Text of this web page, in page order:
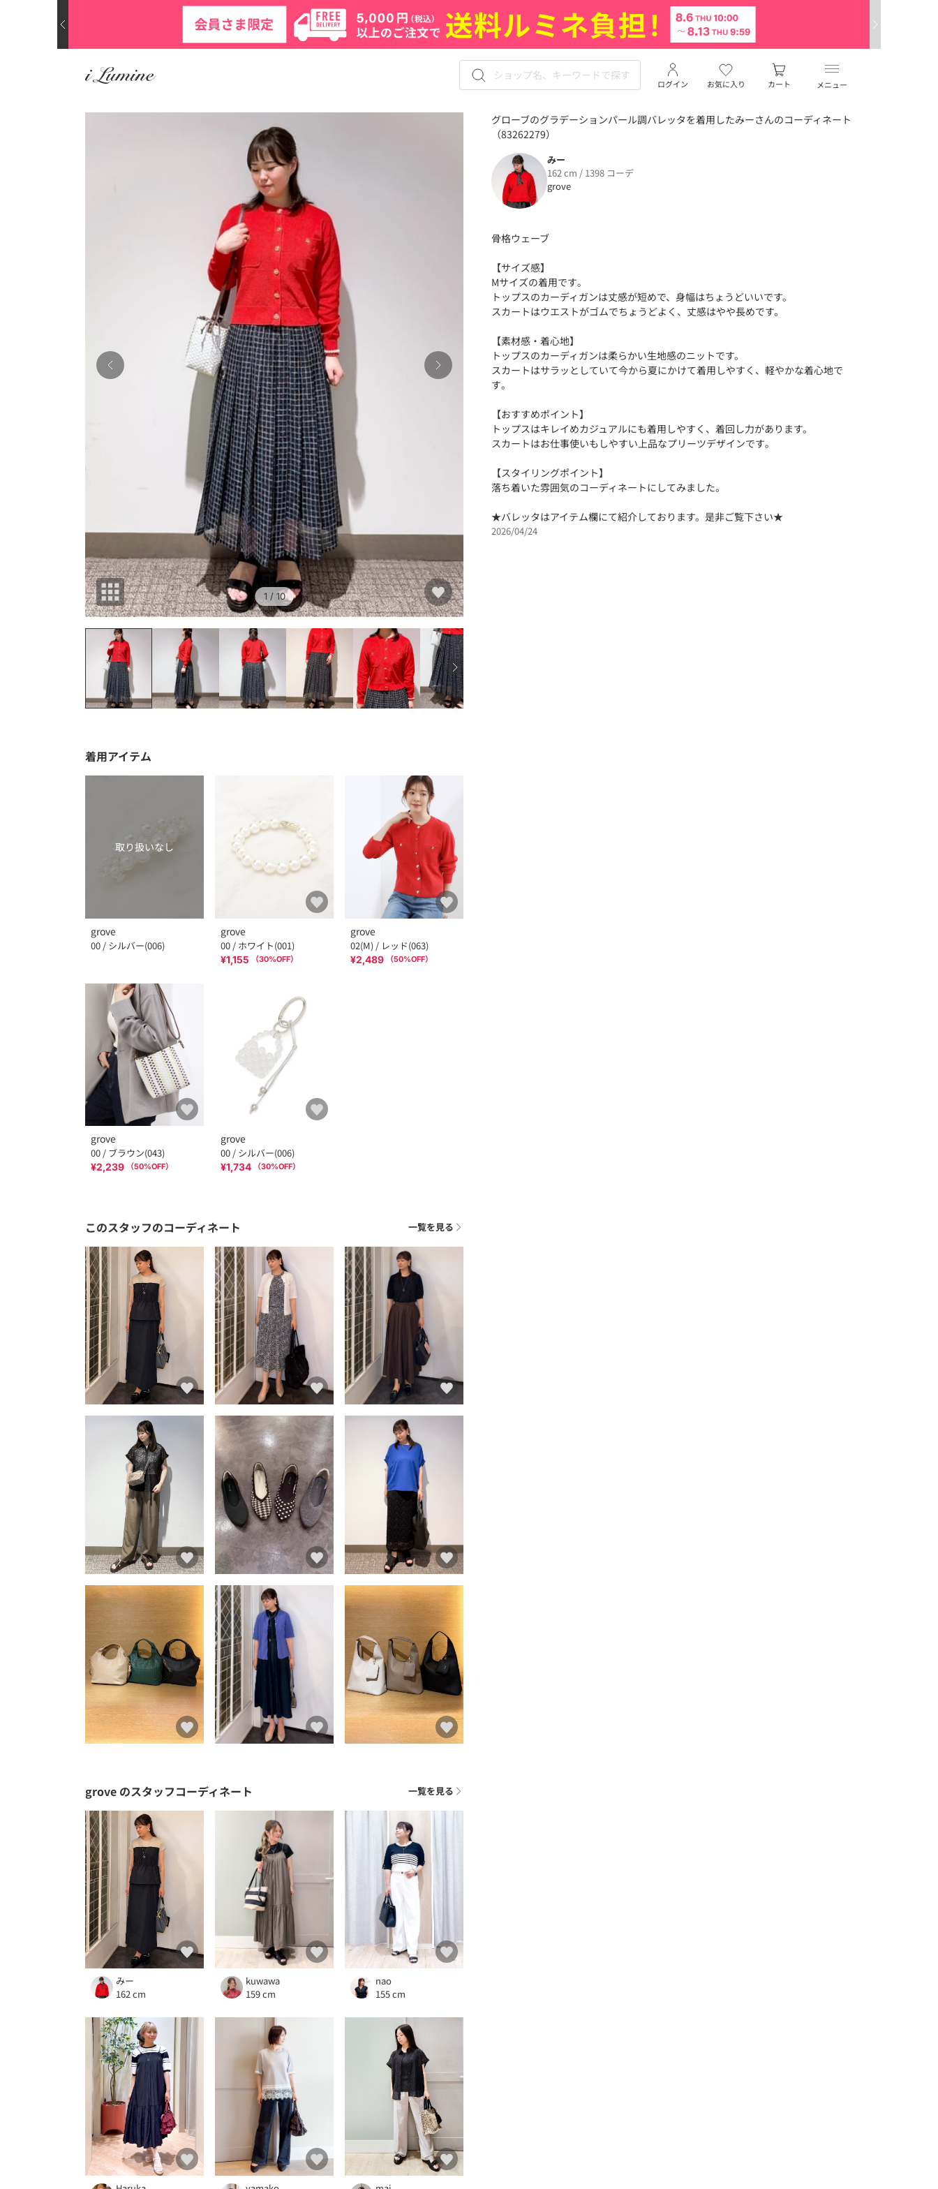
メニュー
お気に入り
ログイン カート
1 / 10
グローブのグラデーションパール調バレッタを着用したみーさんのコーディネート
（83262279）
みー
162 cm / 1398 コーデ
grove
骨格ウェーブ
【サイズ感】
Mサイズの着用です｡
トップスのカーディガンは丈感が短めで、身幅はちょうどいいです。
スカートはウエストがゴムでちょうどよく、丈感はやや長めです。
【素材感・着心地】
トップスのカーディガンは柔らかい生地感のニットです。
スカートはサラッとしていて今から夏にかけて着用しやすく、軽やかな着心地で
す｡
【おすすめポイント】
トップスはキレイめカジュアルにも着用しやすく、着回し力があります。
スカートはお仕事使いもしやすい上品なプリーツデザインです｡
【スタイリングポイント】
落ち着いた雰囲気のコーディネートにしてみました。
★バレッタはアイテム欄にて紹介しております。是非ご覧下さい★
2026/04/24
着用アイテム
取り扱いなし
grove
00 / シルバー(006)
grove
00 / ホワイト(001)
¥1,155 （30%OFF）
grove
02(M) / レッド(063)
¥2,489 （50%OFF）
grove
00 / ブラウン(043)
¥2,239 （50%OFF）
grove
00 / シルバー(006)
¥1,734 （30%OFF）
このスタッフのコーディネート 一覧を見る
grove のスタッフコーディネート 一覧を見る
みー
162 cm
kuwawa
159 cm
nao
155 cm